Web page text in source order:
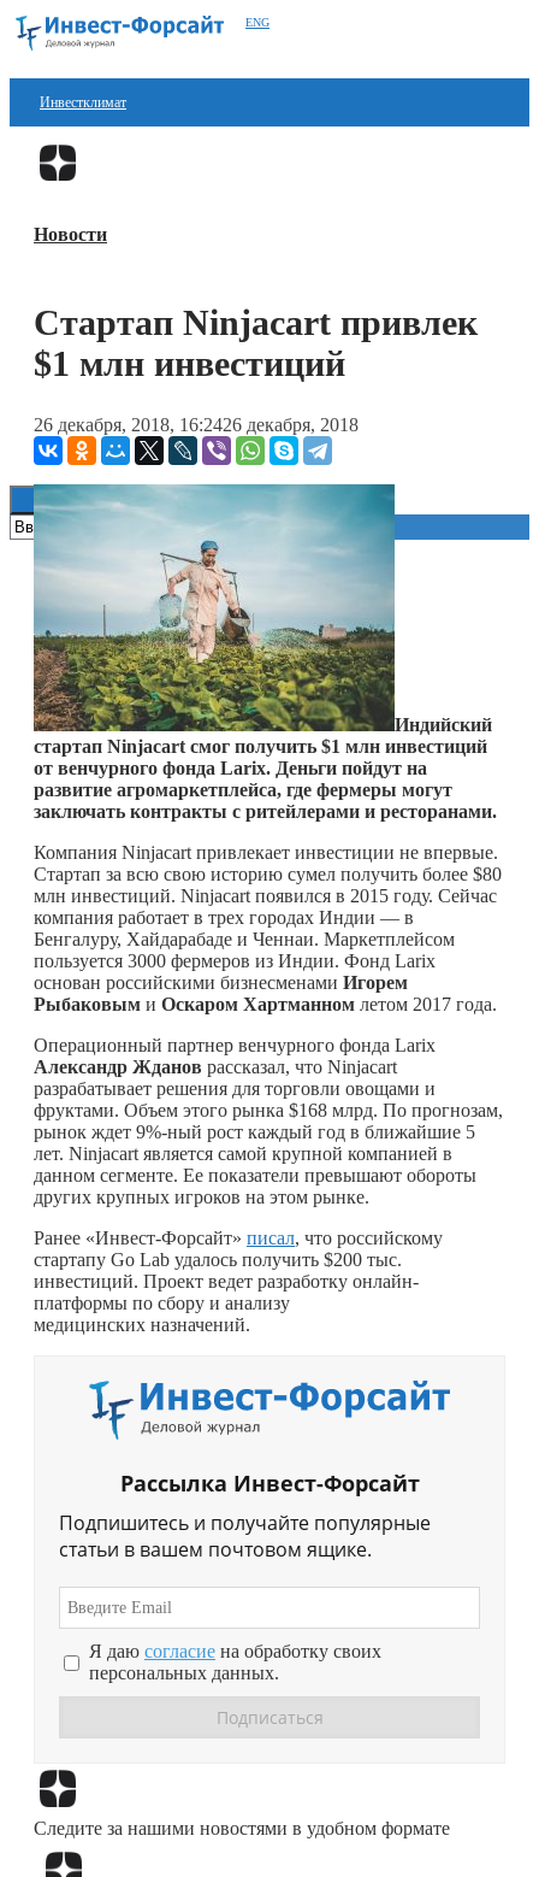
ENG
Инвестклимат
Финансы
Блокчейн
Технологии
Книги
Новости
Стартап Ninjacart привлек
$1 млн инвестиций
26 декабря, 2018, 16:2426 декабря, 2018
Индийский
стартап Ninjacart смог получить $1 млн инвестиций
от венчурного фонда Larix. Деньги пойдут на
развитие агромаркетплейса, где фермеры могут
заключать контракты с ритейлерами и ресторанами.
Компания Ninjacart привлекает инвестиции не впервые.
Стартап за всю свою историю сумел получить более $80
млн инвестиций. Ninjacart появился в 2015 году. Сейчас
компания работает в трех городах Индии — в
Бенгалуру, Хайдарабаде и Ченнаи. Маркетплейсом
пользуется 3000 фермеров из Индии. Фонд Larix
основан российскими бизнесменами Игорем
Рыбаковым и Оскаром Хартманном летом 2017 года.
Операционный партнер венчурного фонда Larix
Александр Жданов рассказал, что Ninjacart
разрабатывает решения для торговли овощами и
фруктами. Объем этого рынка $168 млрд. По прогнозам,
рынок ждет 9%-ный рост каждый год в ближайшие 5
лет. Ninjacart является самой крупной компанией в
данном сегменте. Ее показатели превышают обороты
других крупных игроков на этом рынке.
Ранее «Инвест-Форсайт» писал, что российскому
стартапу Go Lab удалось получить $200 тыс.
инвестиций. Проект ведет разработку онлайн-
платформы по сбору и анализу
медицинских назначений.
Рассылка Инвест-Форсайт
Подпишитесь и получайте популярные
статьи в вашем почтовом ящике.
Я даю согласие на обработку своих
персональных данных.
Следите за нашими новостями в удобном формате